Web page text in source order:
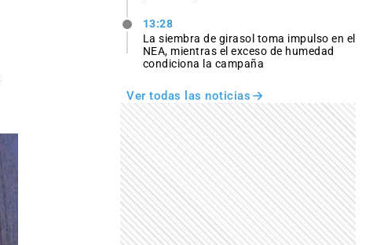
13:28
La siembra de girasol toma impulso en el
NEA, mientras el exceso de humedad
condiciona la campaña
Ver todas las noticias